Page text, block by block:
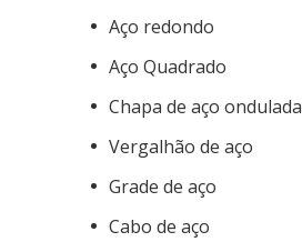
Aço redondo
Aço Quadrado
Chapa de aço ondulada
Vergalhão de aço
Grade de aço
Cabo de aço